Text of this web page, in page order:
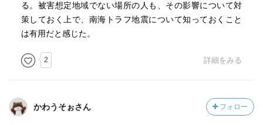
る。被害想定地域でない場所の人も、その影響について対
策しておく上で、南海トラフ地震について知っておくこと
は有用だと感じた。
2 詳細をみる
かわうそぉさん フォロー